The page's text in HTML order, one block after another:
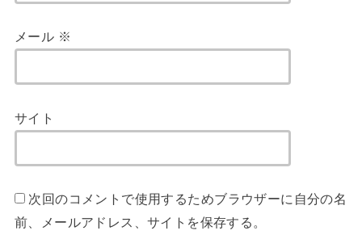
メール ※
サイト
次回のコメントで使用するためブラウザーに自分の名
前、メールアドレス、サイトを保存する。